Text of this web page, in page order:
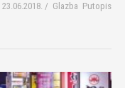
23.06.2018. / Glazba Putopis